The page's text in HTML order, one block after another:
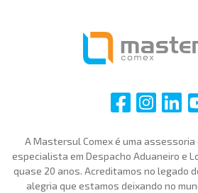
i i i i
A Mastersul Comex é uma assessoria
especialista em Despacho Aduaneiro e
quase 20 anos. Acreditamos no legado
alegria que estamos deixando no